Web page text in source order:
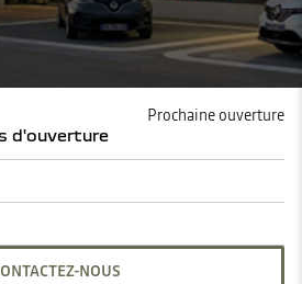
Prochaine ouverture
d'ouverture
08:00 - 12:0014:00 - 19:00
NOUS